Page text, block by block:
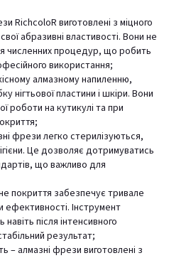
RichcoloR виготовлені з міцного
абразивні властивості. Вони не
численних процедур, що робить
використання;
алмазному напиленню,
нігтьової пластини і шкіри. Вони
роботи на кутикулі та при
фрези легко стерилізуються,
Це дозволяє дотримуватись
що важливо для
покриття забезпечує тривале
Інструмент
після інтенсивного
результат;
– алмазні фрези виготовлені з